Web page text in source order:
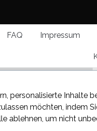
FAQ Impressum
den neuesten Klatsch
personalisierte Inhalte
möchten, indem
ablehnen, um nicht